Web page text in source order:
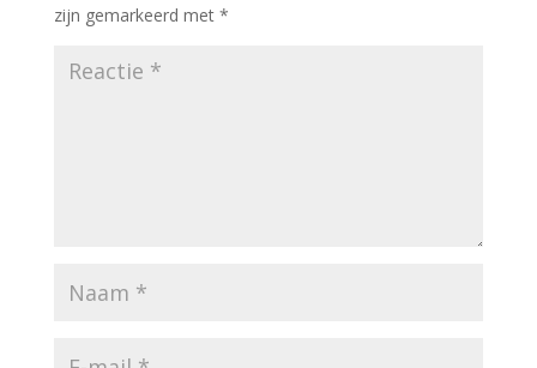
zijn gemarkeerd met *